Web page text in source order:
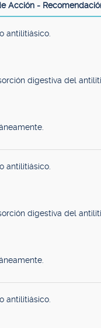
Acción -
antilitiásico.
digestiva del
antilitiásico.
digestiva del
antilitiásico.